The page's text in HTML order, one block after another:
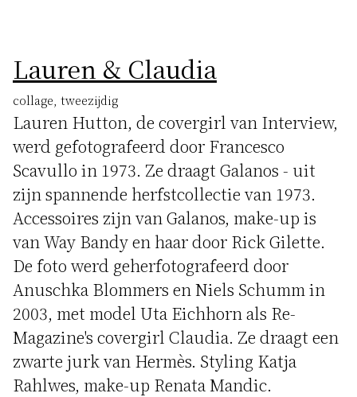
Lauren & Claudia
collage, tweezijdig
Lauren Hutton, de covergirl van Interview,
werd gefotografeerd door Francesco
Scavullo in 1973. Ze draagt Galanos - uit
zijn spannende herfstcollectie van 1973.
Accessoires zijn van Galanos, make-up is
van Way Bandy en haar door Rick Gilette.
De foto werd geherfotografeerd door
Anuschka Blommers en Niels Schumm in
2003, met model Uta Eichhorn als Re-
Magazine's covergirl Claudia. Ze draagt een
zwarte jurk van Hermès. Styling Katja
Rahlwes, make-up Renata Mandic.